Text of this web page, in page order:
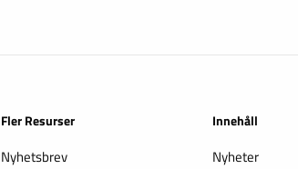
Fler Resurser
Nyhetsbrev
Innehåll
Nyheter